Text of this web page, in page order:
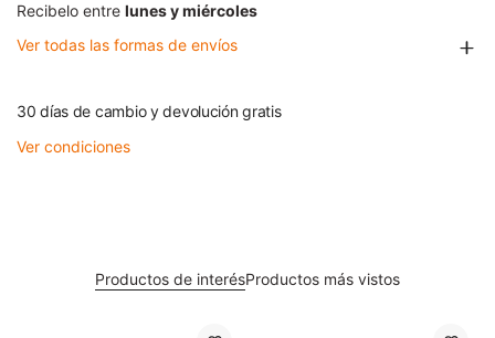
Recibelo entre lunes y miércoles
Ver todas las formas de envíos
30 días de cambio y devolución gratis
Ver condiciones
Productos de interésProductos más vistos